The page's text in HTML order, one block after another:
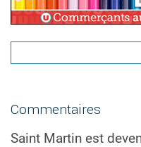
Commentaires
Saint Martin est